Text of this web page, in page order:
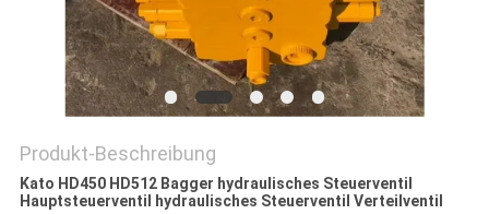
Produkt-Beschreibung
Kato HD450 HD512 Bagger hydraulisches Steuerventil
Hauptsteuerventil hydraulisches Steuerventil Verteilventil